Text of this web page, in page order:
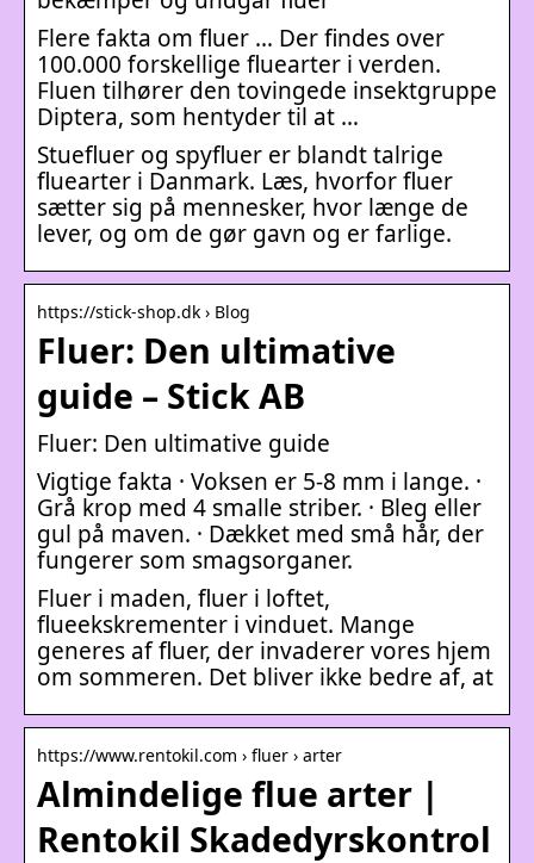
Flere fakta om fluer … Der findes over
100.000 forskellige fluearter i verden.
Fluen tilhører den tovingede insektgruppe
Diptera, som hentyder til at …
Stuefluer og spyfluer er blandt talrige
fluearter i Danmark. Læs, hvorfor fluer
sætter sig på mennesker, hvor længe de
lever, og om de gør gavn og er farlige.
https://stick-shop.dk › Blog
Fluer: Den ultimative
guide – Stick AB
Fluer: Den ultimative guide
Vigtige fakta · Voksen er 5-8 mm i lange. ·
Grå krop med 4 smalle striber. · Bleg eller
gul på maven. · Dækket med små hår, der
fungerer som smagsorganer.
Fluer i maden, fluer i loftet,
flueekskrementer i vinduet. Mange
generes af fluer, der invaderer vores hjem
om sommeren. Det bliver ikke bedre af, at
https://www.rentokil.com › fluer › arter
Almindelige flue arter |
Rentokil Skadedyrskontrol